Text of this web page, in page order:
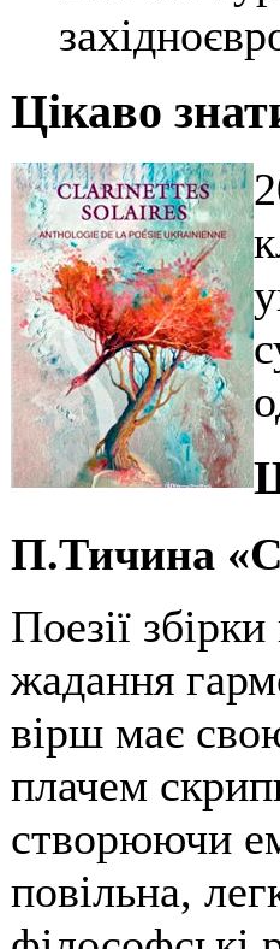
Цікаво
П.Тичина
Поезії
жадання
вірш має
плачем
створюючи
повільна,